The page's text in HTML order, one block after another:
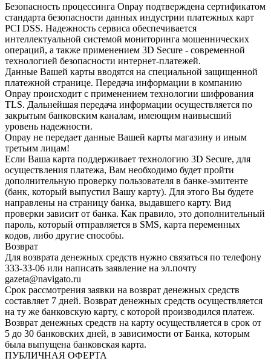
Безопасность процессинга Onpay подтверждена сертификатом
стандарта безопасности данных индустрии платежных карт
PCI DSS. Надежность сервиса обеспечивается
интеллектуальной системой мониторинга мошеннических
операций, а также применением 3D Secure - современной
технологией безопасности интернет-платежей.
Данные Вашей карты вводятся на специальной защищенной
платежной странице. Передача информации в компанию
Onpay происходит с применением технологии шифрования
TLS. Дальнейшая передача информации осуществляется по
закрытым банковским каналам, имеющим наивысший
уровень надежности.
Onpay не передает данные Вашей карты магазину и иным
третьим лицам!
Если Ваша карта поддерживает технологию 3D Secure, для
осуществления платежа, Вам необходимо будет пройти
дополнительную проверку пользователя в банке-эмитенте
(банк, который выпустил Вашу карту). Для этого Вы будете
направлены на страницу банка, выдавшего карту. Вид
проверки зависит от банка. Как правило, это дополнительный
пароль, который отправляется в SMS, карта переменных
кодов, либо другие способы.
Возврат
Для возврата денежных средств нужно связаться по телефону
333-33-06 или написать заявление на эл.почту
gazeta@navigato.ru
Срок рассмотрения заявки на возврат денежных средств
составляет 7 дней. Возврат денежных средств осуществляется
на ту же банковскую карту, с которой производился платеж.
Возврат денежных средств на карту осуществляется в срок от
5 до 30 банковских дней, в зависимости от Банка, которым
была выпущена банковская карта.
ПУБЛИЧНАЯ ОФЕРТА